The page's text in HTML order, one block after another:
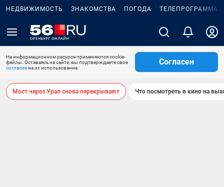
НЕДВИЖИМОСТЬ ЗНАКОМСТВА ПОГОДА ТЕЛЕПРОГРАММА
На информационном ресурсе применяются cookie-
файлы. Оставаясь на сайте, вы подтверждаете свое
согласиена их использование.
Согласен
Мост через Урал снова перекрывают Что посмотреть в кино на